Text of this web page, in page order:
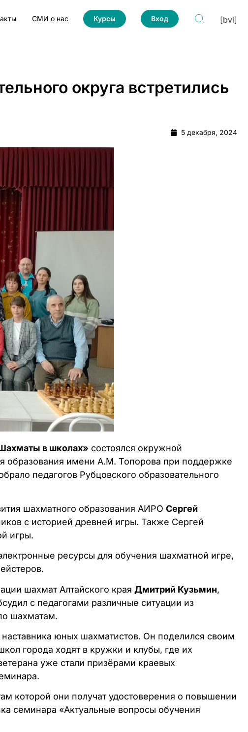
СМИ о нас Курсы Вход [bvi]
округа встретились
5 декабря, 2024
в школах» состоялся окружной
образования имени А.М. Топорова при поддержке
педагогов Рубцовского образовательного
шахматного образования АИРО Сергей
с историей древней игры. Также Сергей
игры.
ресурсы для обучения шахматной игре,
шахмат Алтайского края Дмитрий Кузьмин,
с педагогами различные ситуации из
шахматам.
наставника юных шахматистов. Он поделился своим
города ходят в кружки и клубы, где их
уже стали призёрами краевых
которой они получат удостоверения о повышении
семинара «Актуальные вопросы обучения